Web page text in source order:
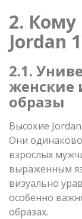
2.
Jordan
2.1.
женские
образы
Высокие
Они
взрослых
выраженным
визуально
особенно
образах.